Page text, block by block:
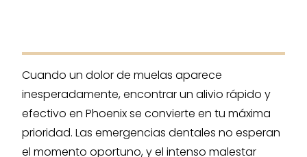
Cuando un dolor de muelas aparece
inesperadamente, encontrar un alivio rápido y
efectivo en Phoenix se convierte en tu máxima
prioridad. Las emergencias dentales no esperan
el momento oportuno, y el intenso malestar